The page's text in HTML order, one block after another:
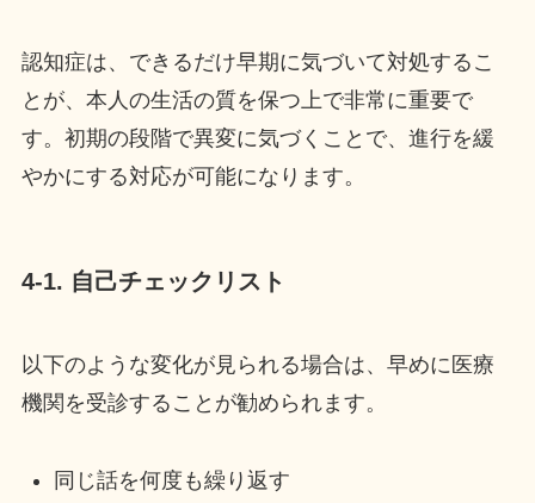
認知症は、できるだけ早期に気づいて対処するこ
とが、本人の生活の質を保つ上で非常に重要で
す。初期の段階で異変に気づくことで、進行を緩
やかにする対応が可能になります。
4-1. 自己チェックリスト
以下のような変化が見られる場合は、早めに医療
機関を受診することが勧められます。
同じ話を何度も繰り返す